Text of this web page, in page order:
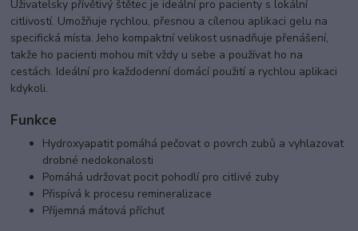
Uživatelsky přívětivý štětec je ideální pro pacienty s lokální
citlivostí. Umožňuje rychlou, přesnou a cílenou aplikaci gelu na
specifická místa. Jeho kompaktní velikost usnadňuje přenášení,
takže ho pacienti mohou mít vždy u sebe a používat ho na
cestách. Ideální pro každodenní domácí použití a rychlou aplikaci
kdykoli.
Funkce
Hydroxyapatit pomáhá pečovat o povrch zubů a vyhlazovat
drobné nedokonalosti
Pomáhá udržovat pocit pohodlí pro citlivé zuby
Přispívá k procesu remineralizace
Příjemná mátová příchuť